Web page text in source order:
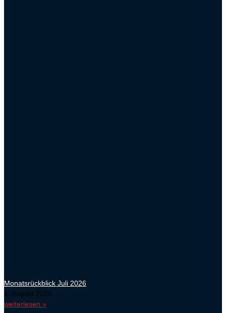
Monatsrückblick Juli 2026
1. August 2026
weiterlesen »